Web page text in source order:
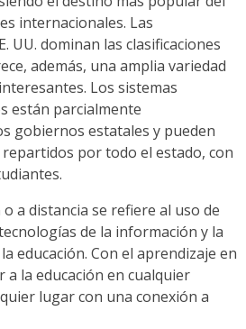
internacionales. Las
UU. dominan las clasificaciones
además, una amplia variedad
Los sistemas
están parcialmente
gobiernos estatales y pueden
por todo el estado, con
a distancia se refiere al uso de
de la información y la
educación. Con el aprendizaje en
a la educación en cualquier
lugar con una conexión a